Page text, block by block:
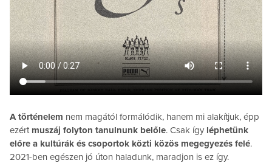
A történelem nem magától formálódik, hanem mi alakítjuk, épp
ezért muszáj folyton tanulnunk belőle. Csak így léphetünk
előre a kultúrák és csoportok közti közös megegyezés felé.
2021-ben egészen jó úton haladunk, maradjon is ez így.